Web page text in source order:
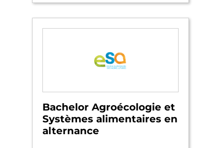
Bachelor Agroécologie et
Systèmes alimentaires en
alternance